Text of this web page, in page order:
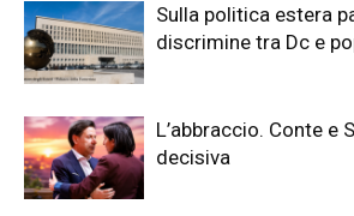
Sulla politica estera
discrimine tra Dc e
L’abbraccio. Conte e
decisiva